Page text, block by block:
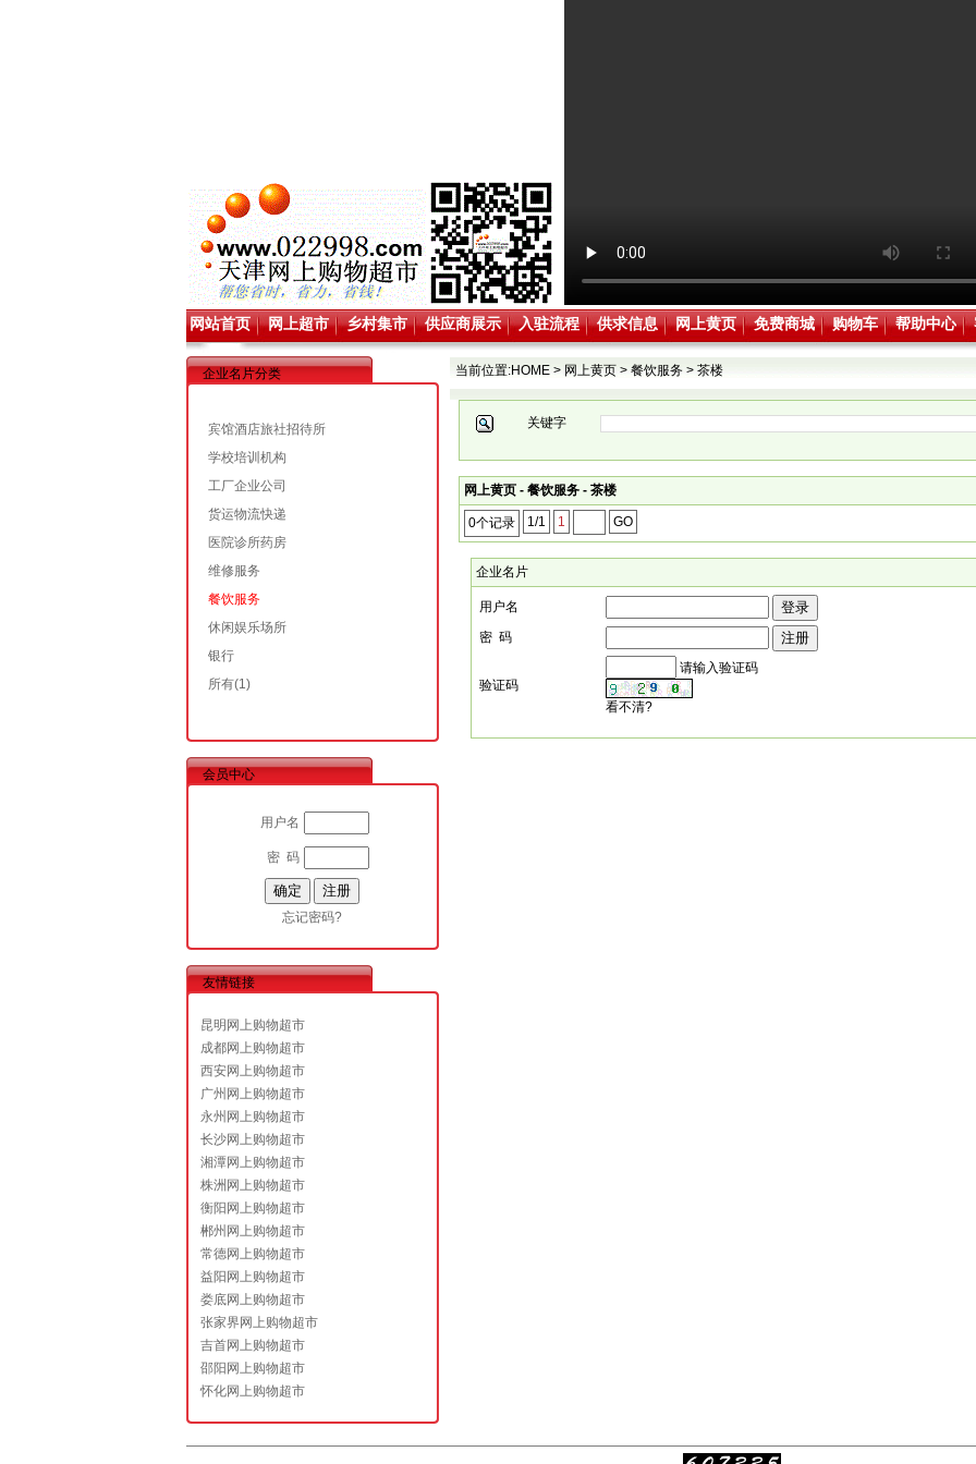
网站首页 网上超市 乡村集市 供应商展示 入驻流程 供求信息 网上黄页 免费商城 购物车 帮助中心
企业名片分类
宾馆酒店旅社招待所
学校培训机构
工厂企业公司
货运物流快递
医院诊所药房
维修服务
餐饮服务
休闲娱乐场所
银行
所有(1)
会员中心
用户名
密 码
忘记密码?
友情链接
昆明网上购物超市
成都网上购物超市
西安网上购物超市
广州网上购物超市
永州网上购物超市
长沙网上购物超市
湘潭网上购物超市
株洲网上购物超市
衡阳网上购物超市
郴州网上购物超市
常德网上购物超市
益阳网上购物超市
娄底网上购物超市
张家界网上购物超市
吉首网上购物超市
邵阳网上购物超市
怀化网上购物超市
当前位置:HOME> 网上黄页> 餐饮服务> 茶楼
关键字
网上黄页 - 餐饮服务 - 茶楼
0个记录 1/1 1 GO
企业名片
用户名
密 码
验证码
请输入验证码
看不清?